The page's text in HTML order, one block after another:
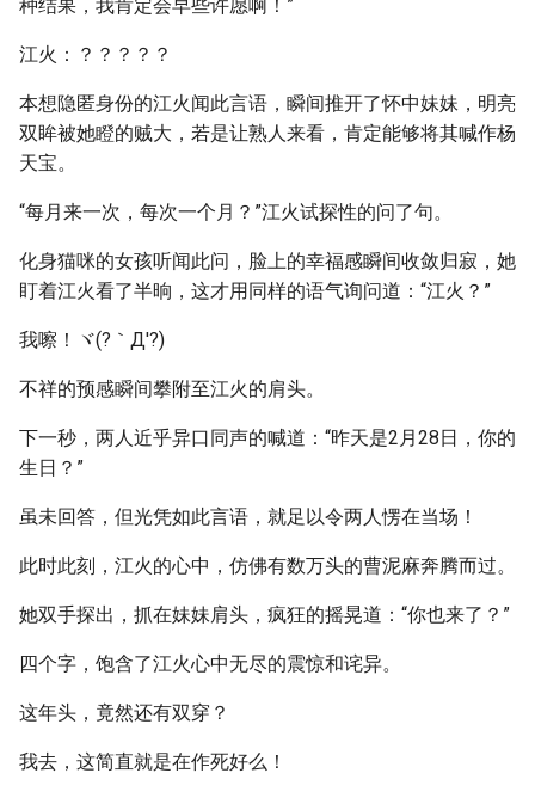
种结果，我肯定会早些许愿啊！”
江火：？？？？？
本想隐匿身份的江火闻此言语，瞬间推开了怀中妹妹，明亮
双眸被她瞪的贼大，若是让熟人来看，肯定能够将其喊作杨
天宝。
“每月来一次，每次一个月？”江火试探性的问了句。
化身猫咪的女孩听闻此问，脸上的幸福感瞬间收敛归寂，她
盯着江火看了半晌，这才用同样的语气询问道：“江火？”
我嚓！ヾ(?｀Д′?)
不祥的预感瞬间攀附至江火的肩头。
下一秒，两人近乎异口同声的喊道：“昨天是2月28日，你的
生日？”
虽未回答，但光凭如此言语，就足以令两人愣在当场！
此时此刻，江火的心中，仿佛有数万头的曹泥麻奔腾而过。
她双手探出，抓在妹妹肩头，疯狂的摇晃道：“你也来了？”
四个字，饱含了江火心中无尽的震惊和诧异。
这年头，竟然还有双穿？
我去，这简直就是在作死好么！